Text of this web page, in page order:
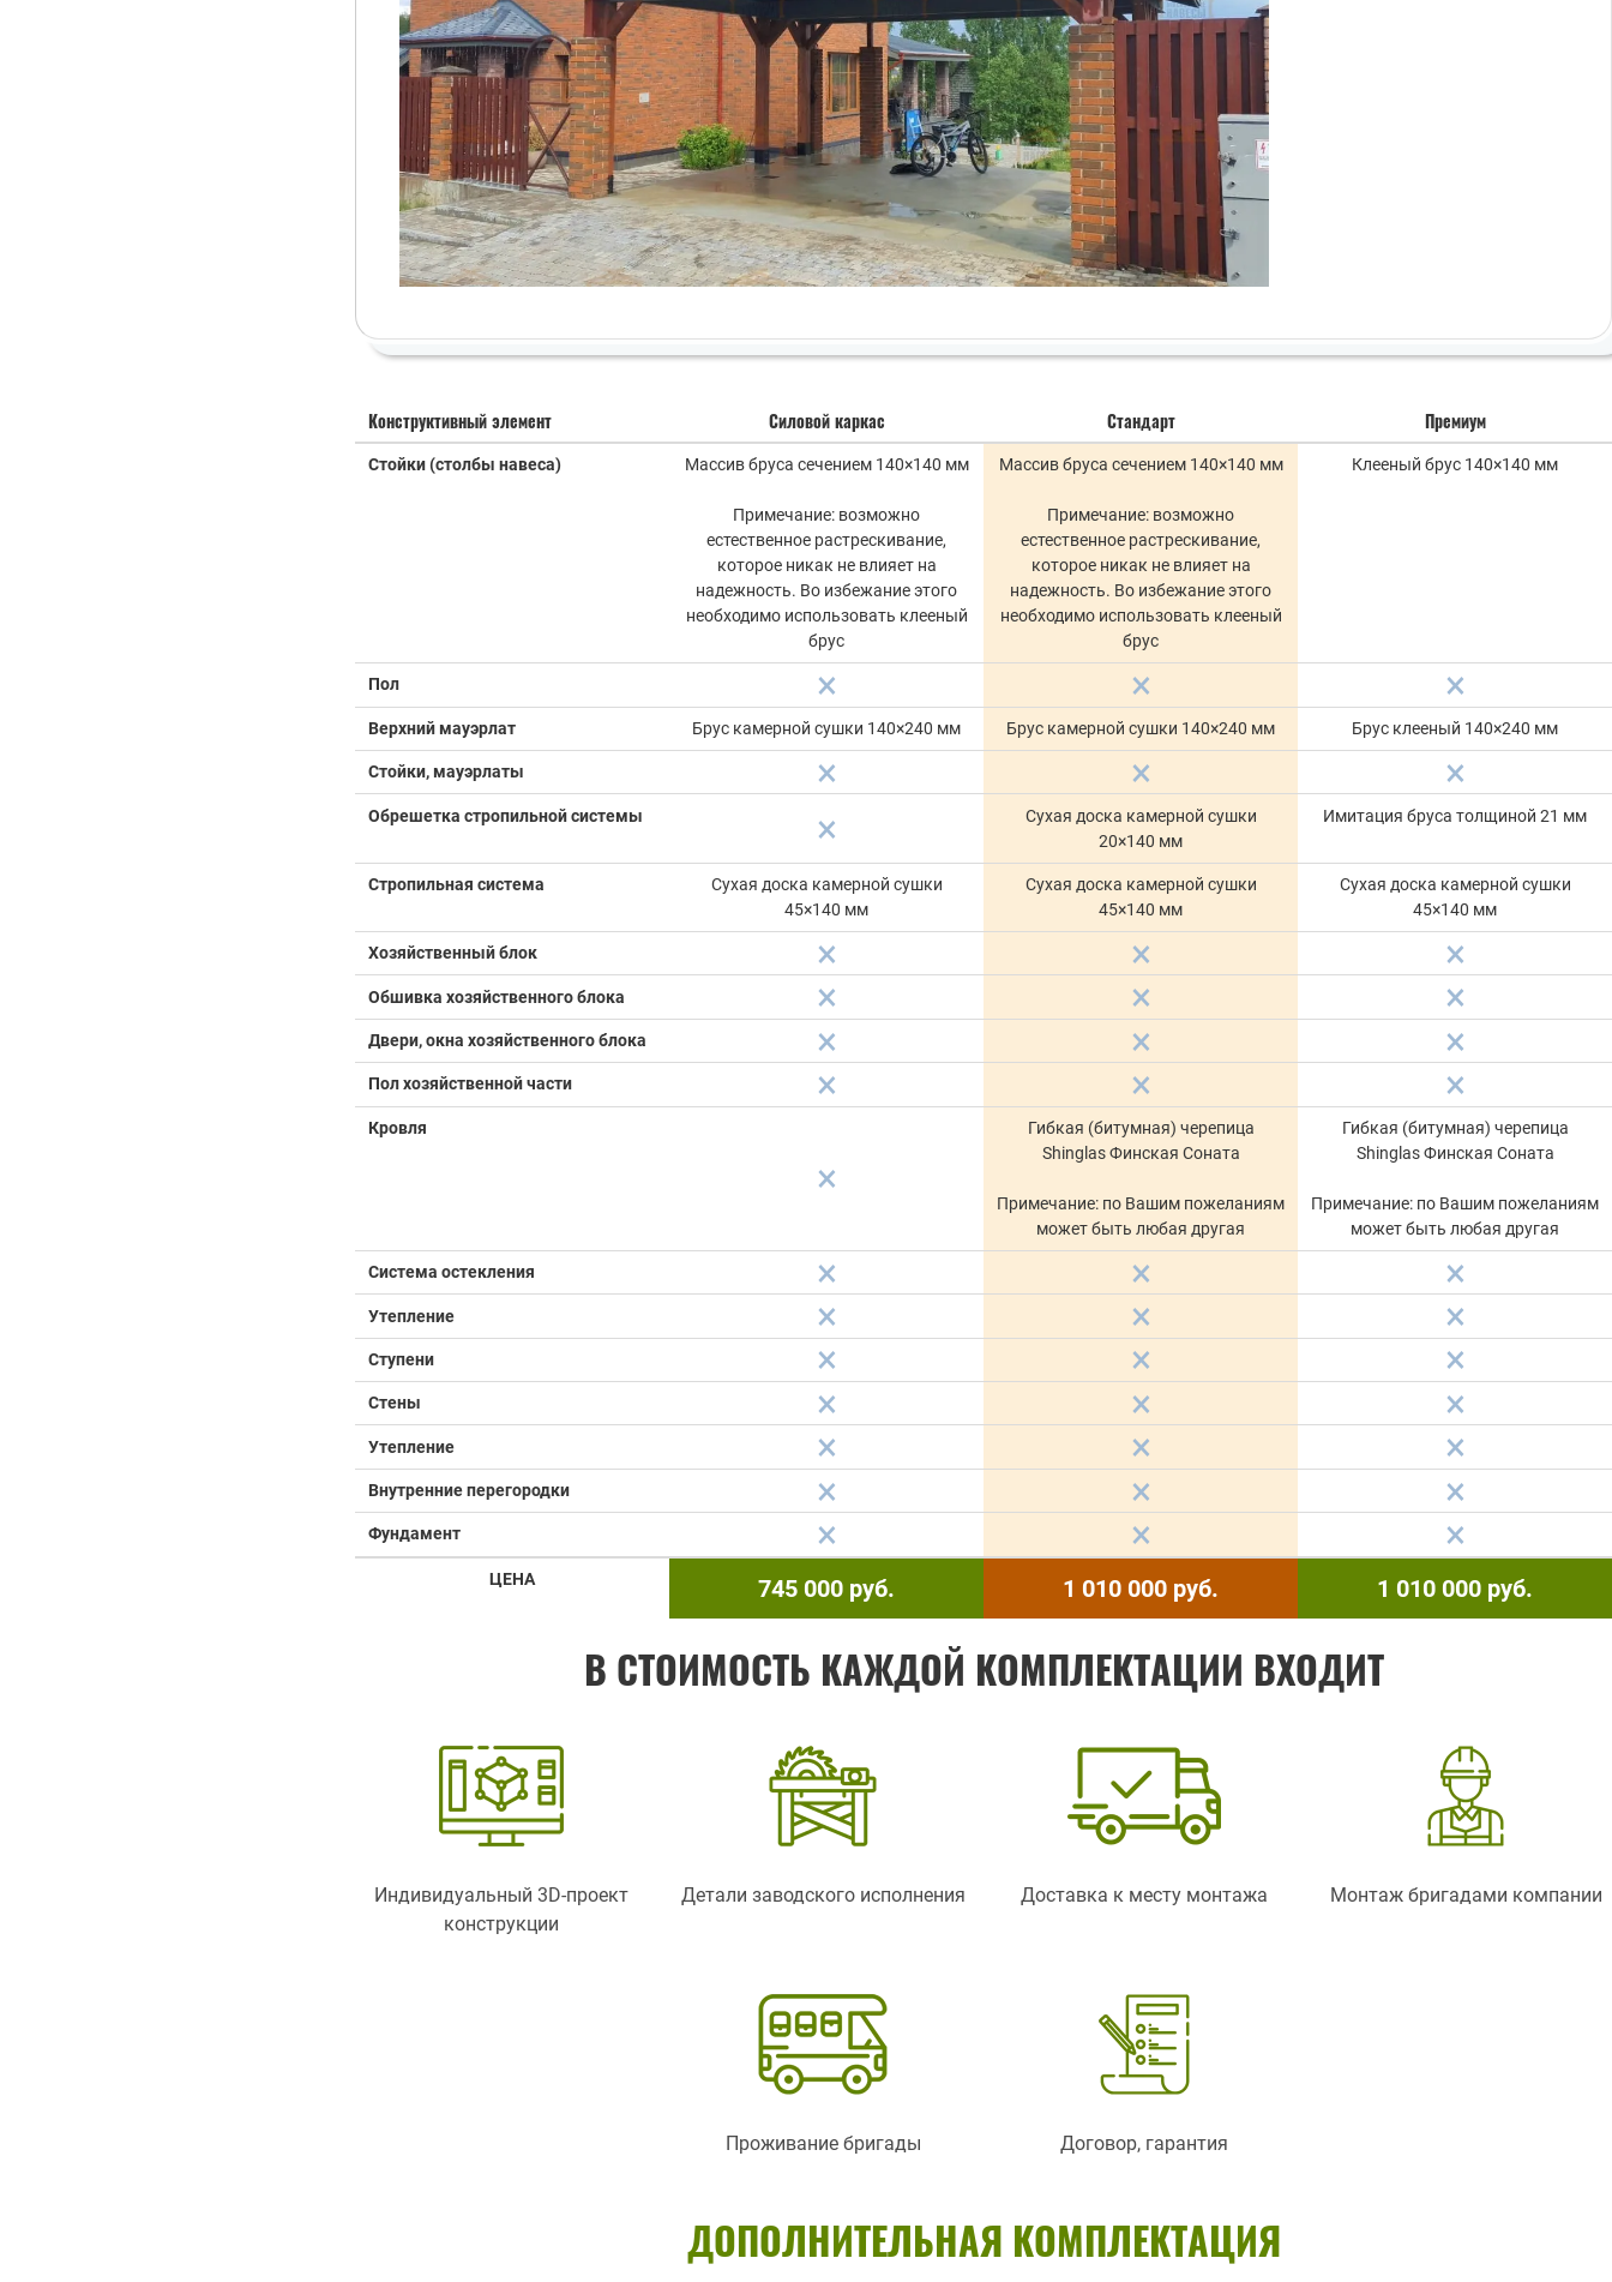
Конструктивный элемент Силовой каркас Стандарт Премиум
Стойки (столбы навеса) Массив бруса сечением 140×140 мм
Примечание: возможно
естественное растрескивание,
которое никак не влияет на
надежность. Во избежание этого
необходимо использовать клееный
брус
Массив бруса сечением 140×140 мм
Примечание: возможно
естественное растрескивание,
которое никак не влияет на
надежность. Во избежание этого
необходимо использовать клееный
брус
Клееный брус 140×140 мм
Пол
Верхний мауэрлат Брус камерной сушки 140×240 мм Брус камерной сушки 140×240 мм Брус клееный 140×240 мм
Стойки, мауэрлаты
Обрешетка стропильной системы
Сухая доска камерной сушки
20×140 мм
Имитация бруса толщиной 21 мм
Стропильная система
Сухая доска камерной сушки
45×140 мм
Сухая доска камерной сушки
45×140 мм
Сухая доска камерной сушки
45×140 мм
Хозяйственный блок
Обшивка хозяйственного блока
Двери, окна хозяйственного блока
Пол хозяйственной части
Кровля
Гибкая (битумная) черепица
Shinglas Финская Соната
Примечание: по Вашим пожеланиям
может быть любая другая
Гибкая (битумная) черепица
Shinglas Финская Соната
Примечание: по Вашим пожеланиям
может быть любая другая
Система остекления
Утепление
Ступени
Стены
Утепление
Внутренние перегородки
Фундамент
ЦЕНА 745 000 руб. 1 010 000 руб. 1 010 000 руб.
В СТОИМОСТЬ КАЖДОЙ КОМПЛЕКТАЦИИ ВХОДИТ
Индивидуальный 3D-проект
конструкции
Детали заводского исполнения Доставка к месту монтажа Монтаж бригадами компании
Проживание бригады Договор, гарантия
ДОПОЛНИТЕЛЬНАЯ КОМПЛЕКТАЦИЯ